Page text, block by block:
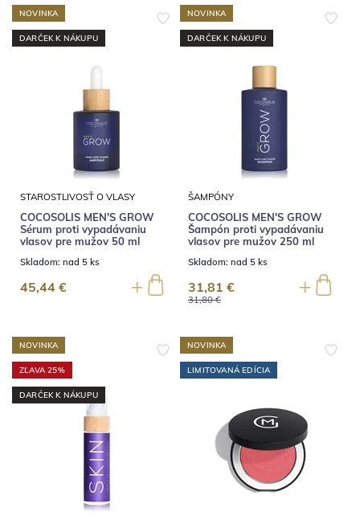
NOVINKA
DARČEK K NÁKUPU
STAROSTLIVOSŤ O VLASY
COCOSOLIS MEN'S GROW
Sérum proti vypadávaniu
vlasov pre mužov 50 ml
Skladom: nad 5 ks
45,44 €
NOVINKA
DARČEK K NÁKUPU
ŠAMPÓNY
COCOSOLIS MEN'S GROW
Šampón proti vypadávaniu
vlasov pre mužov 250 ml
Skladom: nad 5 ks
31,80 €
31,81 €
NOVINKA
ZĽAVA 25%
DARČEK K NÁKUPU
NOVINKA
LIMITOVANÁ EDÍCIA